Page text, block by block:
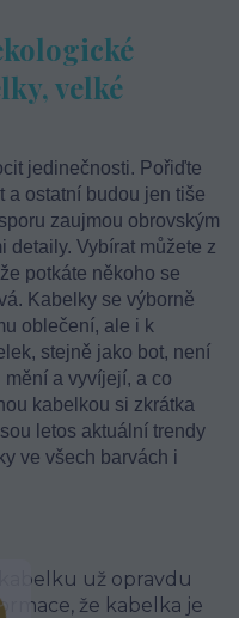
velké
jedinečnosti. Pořiďte
a ostatní budou jen tiše
zaujmou obrovským
detaily. Vybírat můžete z
potkáte někoho se
Kabelky se výborně
oblečení, ale i k
stejně jako bot, není
mění a vyvíjejí, a co
kabelkou si zkrátka
letos aktuální trendy
ve všech barvách i
už opravdu
že kabelka je